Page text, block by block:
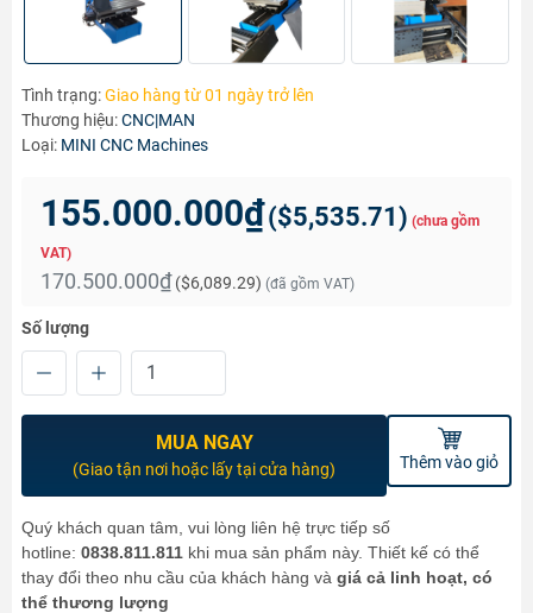
Tình trạng:Giao hàng từ 01 ngày trở lên
Thương hiệu:CNC|MAN
Loại: MINI CNC Machines
155.000.000₫($5,535.71) (chưa gồm
VAT)
170.500.000₫ ($6,089.29) (đã gồm VAT)
Số lượng
MUA NGAY
(Giao tận nơi hoặc lấy tại cửa hàng) Thêm vào giỏ
Quý khách quan tâm, vui lòng liên hệ trực tiếp số
hotline: 0838.811.811 khi mua sản phẩm này. Thiết kế có thể
thay đổi theo nhu cầu của khách hàng và giá cả linh hoạt, có
thể thương lượng